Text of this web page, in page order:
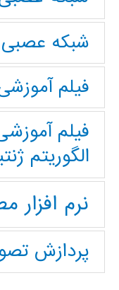
شبکه
فیلم
فیلم
الگوریتم
نرم افزار
پردازش